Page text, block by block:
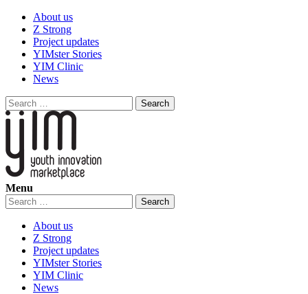
Skip
content
About us
Z Strong
Project updates
YIMster Stories
YIM Clinic
News
Search
for:
YIM
Youth Innovation Marketplace
Menu
Search
for:
About us
Z Strong
Project updates
YIMster Stories
YIM Clinic
News